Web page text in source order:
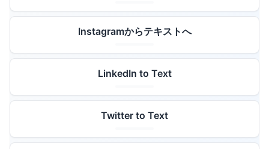
Instagramからテキストへ
LinkedIn to Text
Twitter to Text